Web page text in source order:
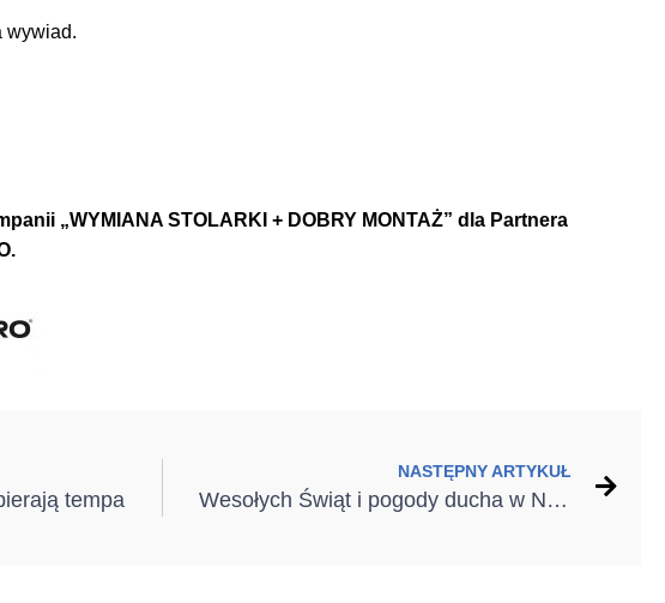
wywiad.
„WYMIANA STOLARKI + DOBRY MONTAŻ” dla Partnera
tempa
NASTĘPNY ARTYKUŁ
Wesołych Świąt i pogody ducha w Nowym Roku!